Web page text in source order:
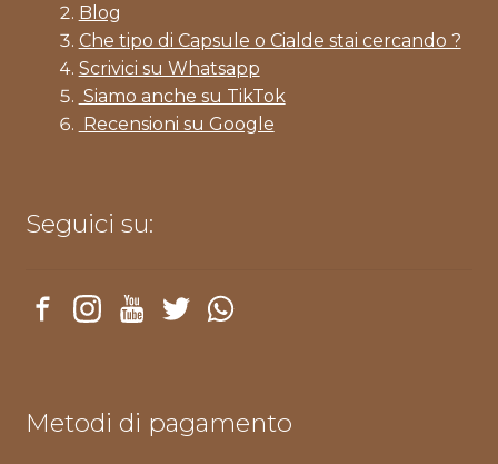
Blog
Che tipo di Capsule o Cialde stai cercando ?
Scrivici su Whatsapp
Siamo anche su TikTok
Recensioni su Google
Seguici su:
Metodi di pagamento